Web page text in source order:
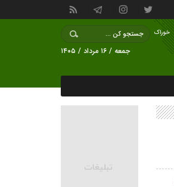
خوراک
جمعه / ۱۶ مرداد / ۱۴۰۵